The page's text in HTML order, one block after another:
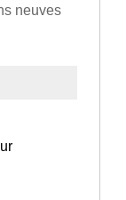
neuves